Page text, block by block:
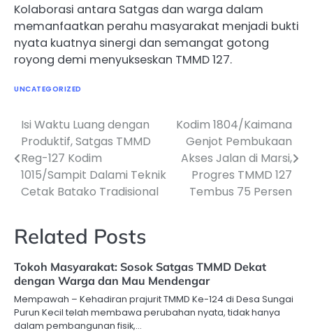
Kolaborasi antara Satgas dan warga dalam
memanfaatkan perahu masyarakat menjadi bukti
nyata kuatnya sinergi dan semangat gotong
royong demi menyukseskan TMMD 127.
UNCATEGORIZED
Navigasi
pos
Isi Waktu Luang dengan
Produktif, Satgas TMMD
Reg-127 Kodim
1015/Sampit Dalami Teknik
Cetak Batako Tradisional
Kodim 1804/Kaimana
Genjot Pembukaan
Akses Jalan di Marsi,
Progres TMMD 127
Tembus 75 Persen
Related Posts
Tokoh Masyarakat: Sosok Satgas TMMD Dekat
dengan Warga dan Mau Mendengar
Mempawah – Kehadiran prajurit TMMD Ke-124 di Desa Sungai
Purun Kecil telah membawa perubahan nyata, tidak hanya
dalam pembangunan fisik,…